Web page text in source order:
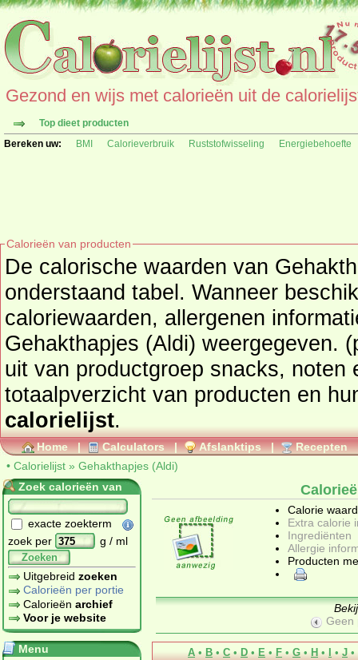
Gezond en wijs met calorieën uit de
Top dieet producten
Bereken uw:
BMI Calorieverbruik Ruststofwisseling Energiebehoefte
Calorieën van producten
De calorische waarden van
onderstaand tabel. Wanneer beschikbaar worden ook de extra
caloriewaarden, allergenen
Gehakthapjes (Aldi) weergegeven. (product) maakt onderdeel
uit van productgroep snacks, noten
totaalpverzicht van
calorielijst.
Home | Calculators | Afslanktips | Recepten
• Calorielijst » Gehakthapjes (Aldi)
Zoek calorieën van
exacte zoekterm
zoek per
g / ml
Zoeken
Uitgebreid zoeken
Calorieën per portie
Calorieën archief
Voor je website
Menu
Calorie
Extra calorie
Ingrediënten
Allergie
Producten
Geen
A • B • C • D • E • F • G • H • I • J •